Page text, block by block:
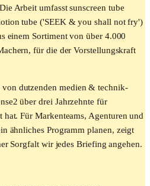
Arbeit umfasst sunscreen tube
tube ('SEEK & you shall not fry')
einem Sortiment von über 4.000
für die der Vorstellungskraft
von dutzenden medien & technik-
über drei Jahrzehnte für
Für Markenteams, Agenturen und
ähnliches Programm planen, zeigt
Sorgfalt wir jedes Briefing angehen.